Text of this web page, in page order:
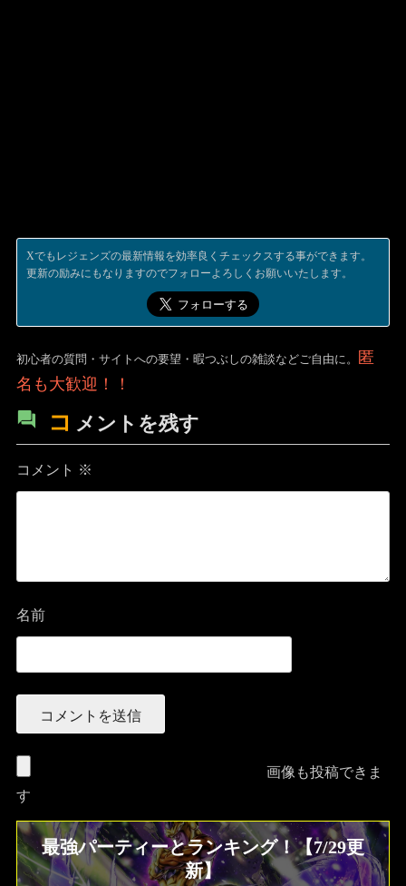
Xでもレジェンズの最新情報を効率良くチェックスする事ができます。
更新の励みにもなりますのでフォローよろしくお願いいたします。
初心者の質問・サイトへの要望・暇つぶしの雑談などご自由に。
匿
名も大歓迎！！
コ メントを残す
コメント ※
名前
画像も投稿できま
す
最強パーティーとランキング！【7/29更
新】